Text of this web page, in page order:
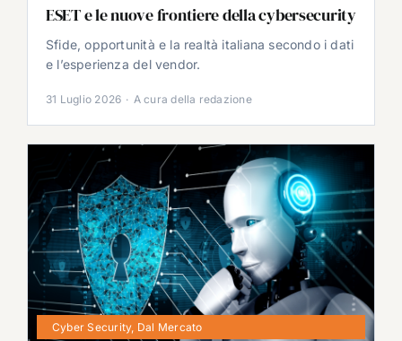
ESET e le nuove frontiere della cybersecurity
Sfide, opportunità e la realtà italiana secondo i dati
e l’esperienza del vendor.
31 Luglio 2026 · A cura della redazione
Cyber Security, Dal Mercato